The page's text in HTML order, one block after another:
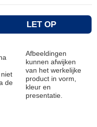
LET OP
de
Afbeeldingen
kunnen afwijken
van het werkelijke
product in vorm,
kleur en
presentatie.